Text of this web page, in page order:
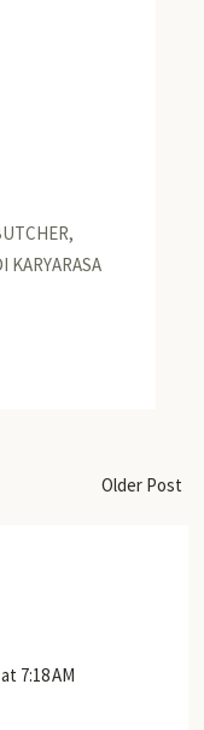
KARYARASA
Older Post
7:18 AM